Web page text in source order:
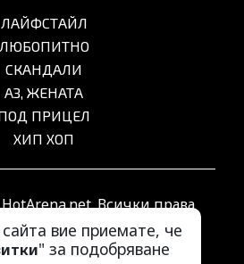
вие приемате, че
" за подобряване
ЛАЙФСТАЙЛ
ЛЮБОПИТНО
СКАНДАЛИ
АЗ, ЖЕНАТА
ПРИЦЕЛ
ХИП ХОП
Всички права
запазени.